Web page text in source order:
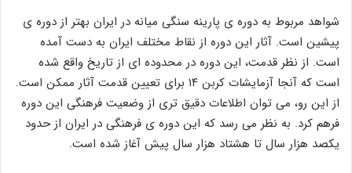
شواهد مربوط به دوره ی پارینه سنگی میانه در ایران بهتر از دوره ی
پیشین است. آثار این دوره از نقاط مختلف ایران به دست آمده
است. از نظر قدمت، این دوره در محدوده ای از تاریخ واقع شده
است که آنجا آزمایشات کربن ۱۴ برای تعیین قدمت آثار ممکن است.
از این رو، می توان اطلاعات دقیق تری از وضعیت فرهنگی این دوره
فرهم کرد. به نظر می رسد که این دوره ی فرهنگی در ایران از حدود
یکصد هزار سال تا هشتاد هزار سال پیش آغاز شده است.